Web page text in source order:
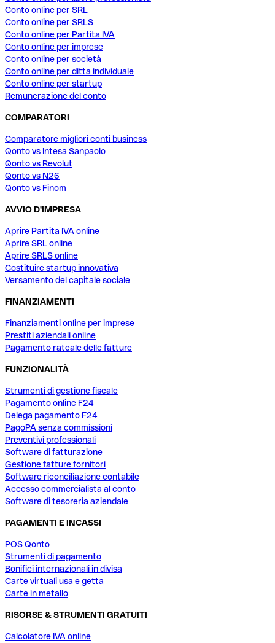
Conto online per SRL
Conto online per SRLS
Conto online per Partita IVA
Conto online per imprese
Conto online per società
Conto online per ditta individuale
Conto online per startup
Remunerazione del conto
COMPARATORI
Comparatore migliori conti business
Qonto vs Intesa Sanpaolo
Qonto vs Revolut
Qonto vs N26
Qonto vs Finom
AVVIO D'IMPRESA
Aprire Partita IVA online
Aprire SRL online
Aprire SRLS online
Costituire startup innovativa
Versamento del capitale sociale
FINANZIAMENTI
Finanziamenti online per imprese
Prestiti aziendali online
Pagamento rateale delle fatture
FUNZIONALITÀ
Strumenti di gestione fiscale
Pagamento online F24
Delega pagamento F24
PagoPA senza commissioni
Preventivi professionali
Software di fatturazione
Gestione fatture fornitori
Software riconciliazione contabile
Accesso commercialista al conto
Software di tesoreria aziendale
PAGAMENTI E INCASSI
POS Qonto
Strumenti di pagamento
Bonifici internazionali in divisa
Carte virtuali usa e getta
Carte in metallo
RISORSE & STRUMENTI GRATUITI
Calcolatore IVA online